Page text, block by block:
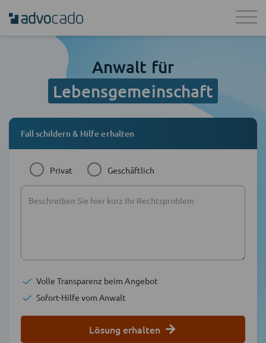
Anwalt für
Lebensgemeinschaft
Fall schildern & Hilfe erhalten
Privat Geschäftlich
Volle Transparenz beim Angebot
Sofort-Hilfe vom Anwalt
Lösung erhalten